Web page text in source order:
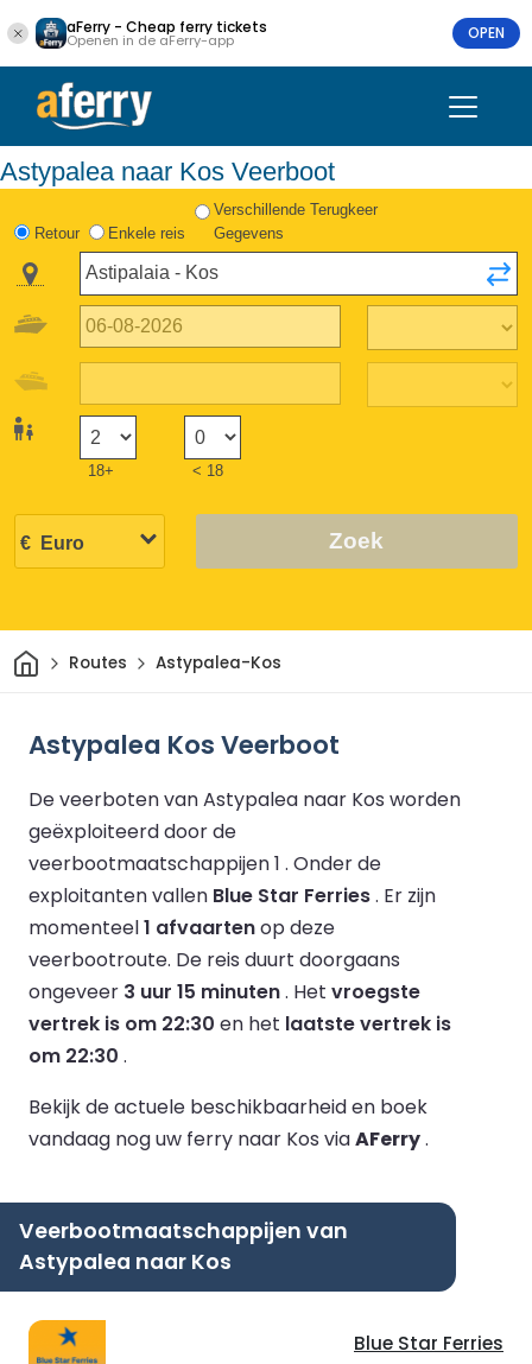
aFerry - Cheap ferry tickets
Openen in de aFerry-app OPEN
Astypalea naar Kos Veerboot
Retour Enkele reis
Verschillende Terugkeer
Gegevens
18+ < 18
Zoek
ThuisRoutes Astypalea-Kos
Astypalea Kos Veerboot
De veerboten van Astypalea naar Kos worden
geëxploiteerd door de
veerbootmaatschappijen 1 . Onder de
exploitanten vallen Blue Star Ferries. Er zijn
momenteel1 afvaartenop deze
veerbootroute. De reis duurt doorgaans
ongeveer 3 uur 15 minuten. Het vroegste
vertrek is om 22:30 en het laatste vertrek is
om 22:30 .
Bekijk de actuele beschikbaarheid en boek
vandaag nog uw ferry naar Kos viaAFerry.
Veerbootmaatschappijen van
Astypalea naar Kos
Blue Star Ferries